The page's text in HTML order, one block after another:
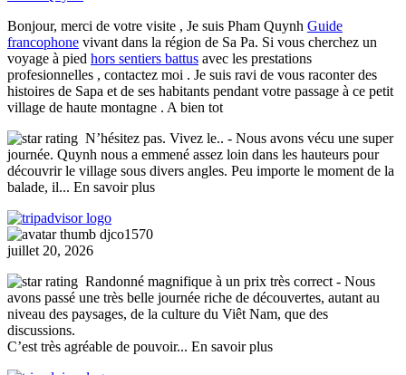
Bonjour, merci de votre visite , Je suis Pham Quynh Guide
francophone vivant dans la région de Sa Pa. Si vous cherchez un
voyage à pied hors sentiers battus avec les prestations
profesionnelles , contactez moi . Je suis ravi de vous raconter des
histoires de Sapa et de ses habitants pendant votre passage à ce petit
village de haute montagne . A bien tot
N’hésitez pas. Vivez le.. - Nous avons vécu une super
journée. Quynh nous a emmené assez loin dans les hauteurs pour
découvrir le village sous divers angles. Peu importe le moment de la
balade, il... En savoir plus
djco1570
juillet 20, 2026
Randonné magnifique à un prix très correct - Nous
avons passé une très belle journée riche de découvertes, autant au
niveau des paysages, de la culture du Viêt Nam, que des
discussions.
C’est très agréable de pouvoir... En savoir plus